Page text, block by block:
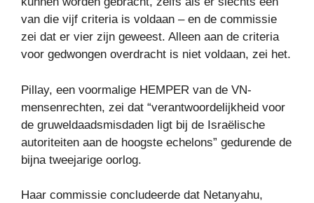
van die vijf criteria is voldaan – en de commissie
zei dat er vier zijn geweest. Alleen aan de criteria
voor gedwongen overdracht is niet voldaan, zei het.
Pillay, een voormalige HEMPER van de VN-
mensenrechten, zei dat “verantwoordelijkheid voor
de gruweldaadsmisdaden ligt bij de Israëlische
autoriteiten aan de hoogste echelons” gedurende de
bijna tweejarige oorlog.
Haar commissie concludeerde dat Netanyahu,